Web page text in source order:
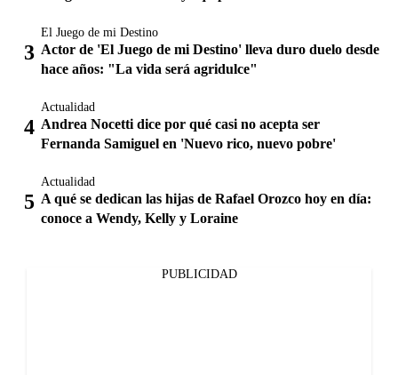
El Juego de mi Destino
Actor de 'El Juego de mi Destino' lleva duro duelo desde
hace años: "La vida será agridulce"
Actualidad
Andrea Nocetti dice por qué casi no acepta ser
Fernanda Samiguel en 'Nuevo rico, nuevo pobre'
Actualidad
A qué se dedican las hijas de Rafael Orozco hoy en día:
conoce a Wendy, Kelly y Loraine
PUBLICIDAD